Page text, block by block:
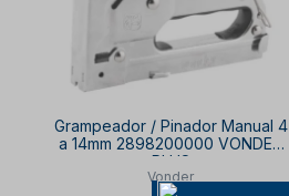
Grampeador / Pinador Manual 4
a 14mm 2898200000 VONDER
PLUS
Vonder